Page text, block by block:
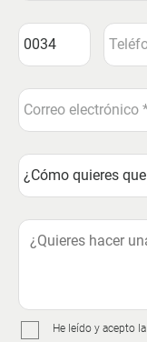
He leído y acepto la